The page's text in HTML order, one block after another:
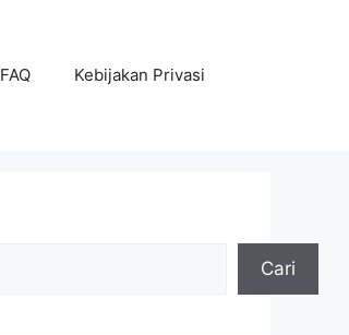
FAQ Kebijakan Privasi
Cari